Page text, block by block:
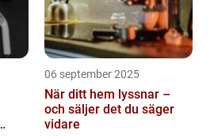
06 september 2025
När ditt hem lyssnar –
och säljer det du säger
vidare